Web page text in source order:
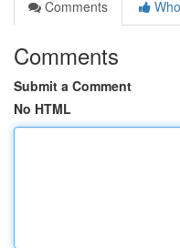
Comments
Comments
Submit a Comment
No HTML